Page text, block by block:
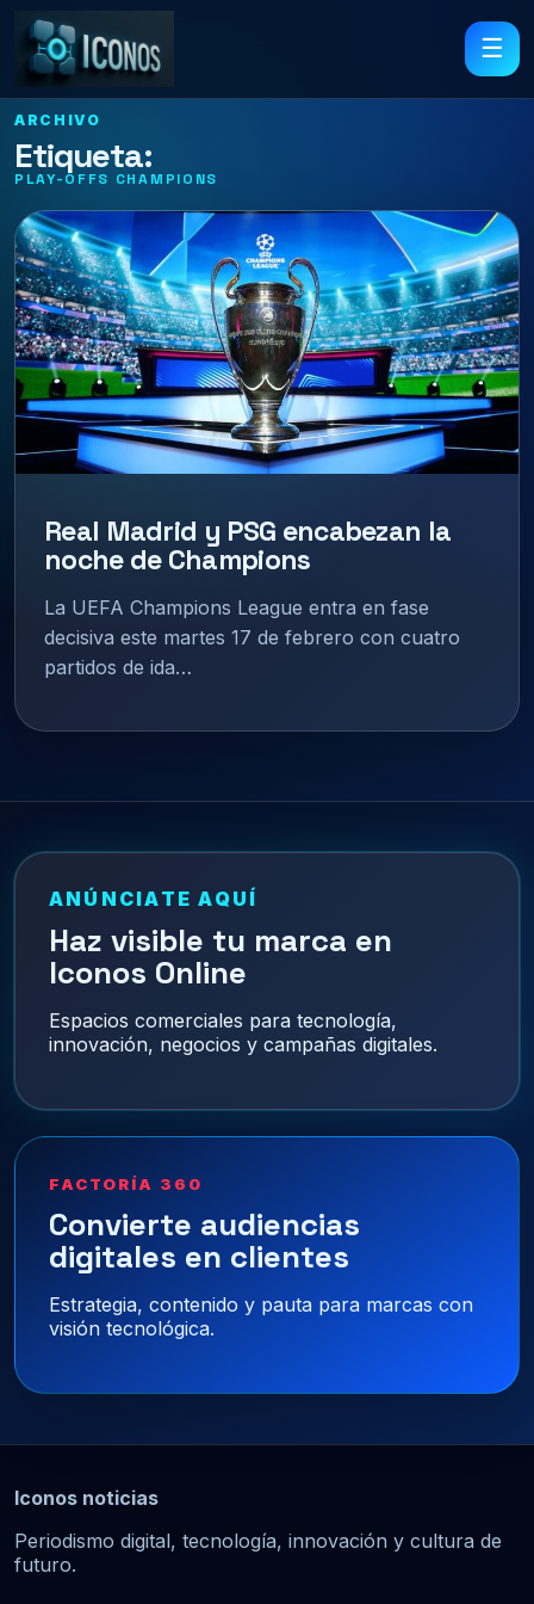
☰
ARCHIVO
Etiqueta:
PLAY-OFFS CHAMPIONS
Real Madrid y PSG encabezan la
noche de Champions
La UEFA Champions League entra en fase
decisiva este martes 17 de febrero con cuatro
partidos de ida…
ANÚNCIATE AQUÍ
Haz visible tu marca en
Iconos Online
Espacios comerciales para tecnología,
innovación, negocios y campañas digitales.
FACTORÍA 360
Convierte audiencias
digitales en clientes
Estrategia, contenido y pauta para marcas con
visión tecnológica.
Iconos noticias
Periodismo digital, tecnología, innovación y cultura de
futuro.